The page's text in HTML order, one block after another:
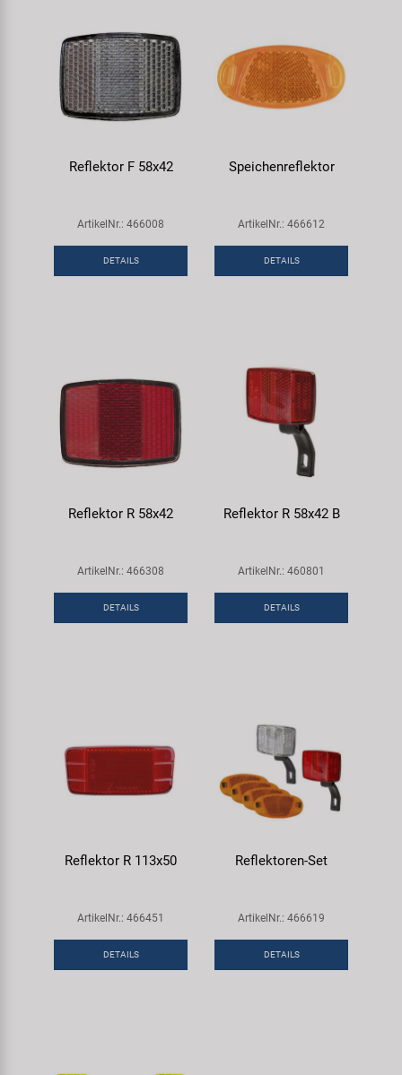
Reflektor F 58x42
ArtikelNr.: 466008
DETAILS
Speichenreflektor
ArtikelNr.: 466612
DETAILS
Reflektor R 58x42
ArtikelNr.: 466308
DETAILS
Reflektor R 58x42 B
ArtikelNr.: 460801
DETAILS
Reflektor R 113x50
ArtikelNr.: 466451
DETAILS
Reflektoren-Set
ArtikelNr.: 466619
DETAILS